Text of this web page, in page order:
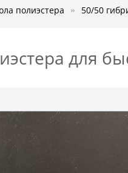
полиэстера 50/50
для